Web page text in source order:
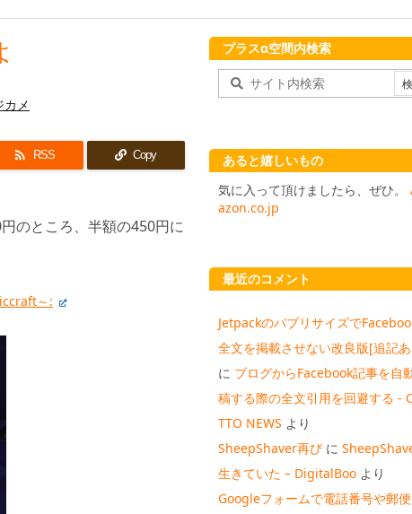
カメ
 RSS Copy
のところ、半額の450円に
～:
プラスα空間内検索
あると嬉しいもの
気に入って頂けましたら、ぜひ。
azon.co.jp
最近のコメント
Jetpackのパブリサイズで
全文を掲載させない改良版[追記
に ブログからFacebook記事を自
稿する際の全文引用を回避する -
TTO NEWS より
SheepShaver再び に
生きていた – DigitalBoo より
Googleフォームで電話番号や郵